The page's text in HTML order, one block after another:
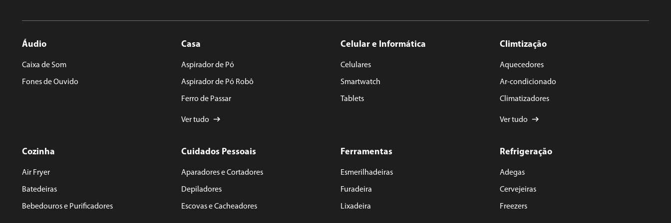
Áudio
Caixa de Som
Fones de Ouvido
Casa
Aspirador de Pó
Aspirador de Pó Robô
Ferro de Passar
Ver tudo
Celular e Informática
Celulares
Smartwatch
Tablets
Climtização
Aquecedores
Ar-condicionado
Climatizadores
Ver tudo
Cozinha
Air Fryer
Batedeiras
Bebedouros e Purificadores
Cuidados Pessoais
Aparadores e Cortadores
Depiladores
Escovas e Cacheadores
Ferramentas
Esmerilhadeiras
Furadeira
Lixadeira
Refrigeração
Adegas
Cervejeiras
Freezers